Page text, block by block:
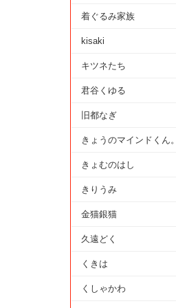
着ぐるみ家族
kisaki
キツネたち
君谷くゆる
旧都なぎ
きょうのマインドくん。
きょむのはし
きりうみ
金猫銀猫
久遠どく
くきは
くしゃかわ